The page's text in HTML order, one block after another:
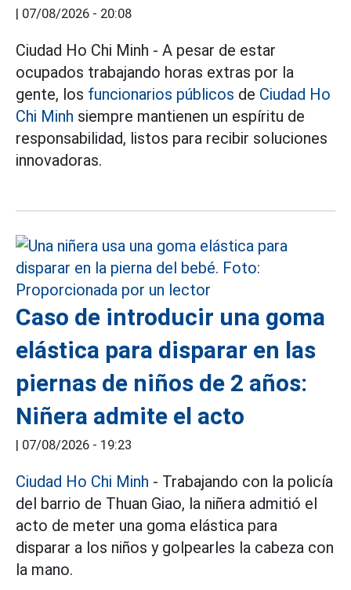
07/08/2026 - 20:08
Ciudad Ho Chi Minh - A pesar de estar
ocupados trabajando horas extras por la
gente, los funcionarios públicos de Ciudad Ho
Chi Minh siempre mantienen un espíritu de
responsabilidad, listos para recibir soluciones
innovadoras.
Caso de introducir una goma
elástica para disparar en las
piernas de niños de 2 años:
Niñera admite el acto
07/08/2026 - 19:23
Ciudad Ho Chi Minh - Trabajando con la policía
del barrio de Thuan Giao, la niñera admitió el
acto de meter una goma elástica para
disparar a los niños y golpearles la cabeza con
la mano.